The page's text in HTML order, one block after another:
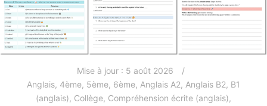
Mise à jour : 5 août 2026
Anglais, 4ème, 5ème, 6ème, Anglais A2, Anglais B2, B1
(anglais), Collège, Compréhension écrite (anglais),